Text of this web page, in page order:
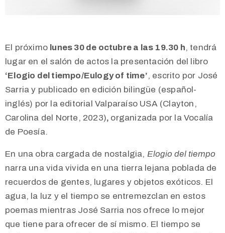
El próximo lunes 30 de octubre a las 19.30 h, tendrá
lugar en el salón de actos la presentación del libro
‘Elogio del tiempo/Eulogy of time’, escrito por José
Sarria y publicado en edición bilingüe (español-
inglés) por la editorial Valparaíso USA (Clayton,
Carolina del Norte, 2023), organizada por la Vocalía
de Poesía.
En una obra cargada de nostalgia, Elogio del tiempo
narra una vida vivida en una tierra lejana poblada de
recuerdos de gentes, lugares y objetos exóticos. El
agua, la luz y el tiempo se entremezclan en estos
poemas mientras José Sarria nos ofrece lo mejor
que tiene para ofrecer de sí mismo. El tiempo se